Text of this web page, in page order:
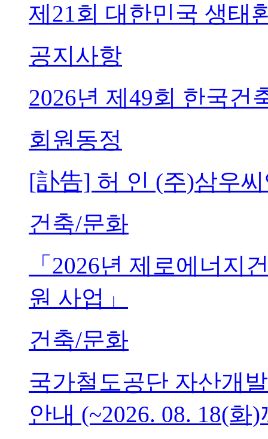
제21회 대한민국 생태
공지사항
2026년 제49회 한국건
회원동정
[訃告] 허 인 (주)삼우
건축/문화
「2026년 제로에너지
원 사업」
건축/문화
국가철도공단 자산개
안내 (~2026. 08. 18(화